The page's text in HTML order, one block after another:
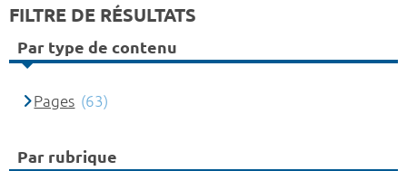
FILTRE DE RÉSULTATS
Par type de contenu
Pages (63)
Par rubrique